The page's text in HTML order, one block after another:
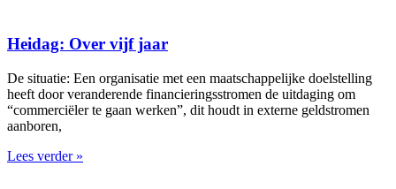
Heidag: Over vijf jaar
De situatie: Een organisatie met een maatschappelijke doelstelling
heeft door veranderende financieringsstromen de uitdaging om
“commerciëler te gaan werken”, dit houdt in externe geldstromen
aanboren,
Lees verder »